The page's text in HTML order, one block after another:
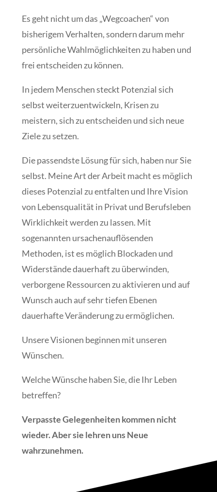
Es geht nicht um das „Wegcoachen“ von
bisherigem Verhalten, sondern darum mehr
persönliche Wahlmöglichkeiten zu haben und
frei entscheiden zu können.
In jedem Menschen steckt Potenzial sich
selbst weiterzuentwickeln, Krisen zu
meistern, sich zu entscheiden und sich neue
Ziele zu setzen.
Die passendste Lösung für sich, haben nur Sie
selbst. Meine Art der Arbeit macht es möglich
dieses Potenzial zu entfalten und Ihre Vision
von Lebensqualität in Privat und Berufsleben
Wirklichkeit werden zu lassen. Mit
sogenannten ursachenauflösenden
Methoden, ist es möglich Blockaden und
Widerstände dauerhaft zu überwinden,
verborgene Ressourcen zu aktivieren und auf
Wunsch auch auf sehr tiefen Ebenen
dauerhafte Veränderung zu ermöglichen.
Unsere Visionen beginnen mit unseren
Wünschen.
Welche Wünsche haben Sie, die Ihr Leben
betreffen?
Verpasste Gelegenheiten kommen nicht
wieder. Aber sie lehren uns Neue
wahrzunehmen.